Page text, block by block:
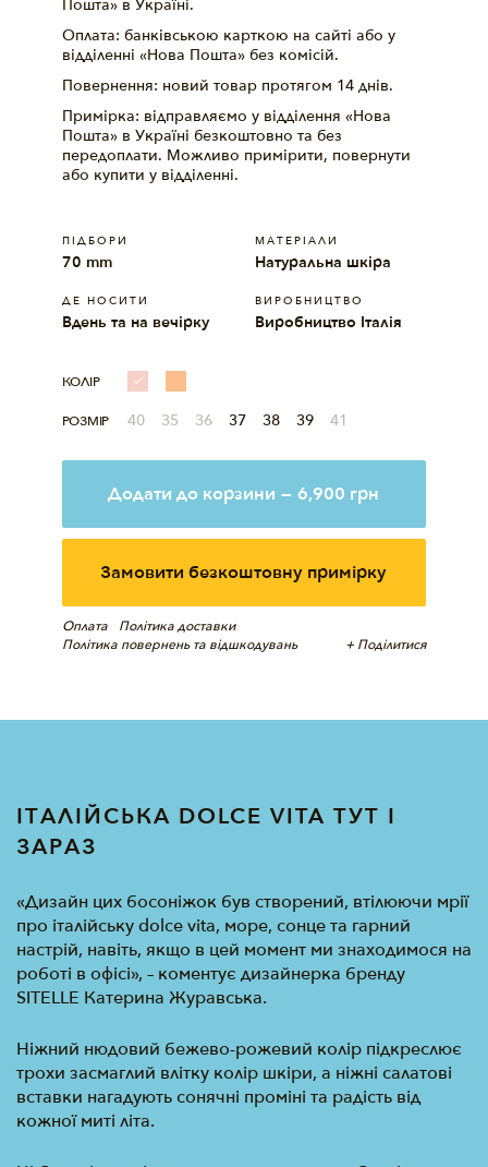
Пошта» в Україні.
Оплата: банківською карткою на сайті або у
відділенні «Нова Пошта» без комісій.
Повернення: новий товар протягом 14 днів.
Примірка: відправляємо у відділення «Нова
Пошта» в Україні безкоштовно та без
передоплати. Можливо примірити, повернути
або купити у відділенні.
ПІДБОРИ
70 mm
МАТЕРIАЛИ
Натуральна шкіра
ДЕ НОСИТИ
Вдень та на вечірку
ВИРОБНИЦТВО
Виробництво Італія
КОЛІР
РОЗМІР 40 35 36 37 38 39 41
Додати до корзини — 6,900 грн
Замовити безкоштовну примірку
Оплата
Політика доставки
Політика повернень та відшкодувань
+ Поділитися
ІТАЛІЙСЬКА DOLCE VITA ТУТ І
ЗАРАЗ
«Дизайн цих босоніжок був створений, втілюючи мрії
про італійську dolce vita, море, сонце та гарний
настрій, навіть, якщо в цей момент ми знаходимося на
роботі в офісі», – коментує дизайнерка бренду
SITELLE Катерина Журавська.
Ніжний нюдовий бежево-рожевий колір підкреслює
трохи засмаглий влітку колір шкіри, а ніжні салатові
вставки нагадують сонячні проміні та радість від
кожної миті літа.